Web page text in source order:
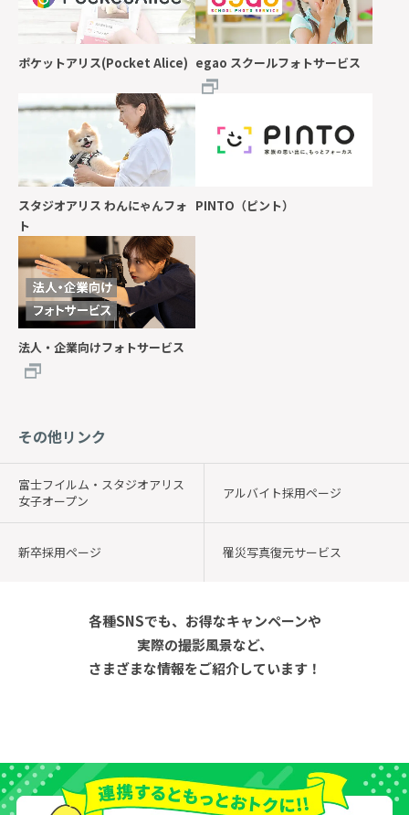
ポケットアリス(Pocket Alice) egao スクールフォトサービス
スタジオアリス わんにゃんフォ
ト
PINTO（ピント）
法人・企業向けフォトサービス
その他リンク
富士フイルム・スタジオアリス
女子オープン
アルバイト採用ページ
新卒採用ページ 罹災写真復元サービス
各種SNSでも、お得なキャンペーンや
実際の撮影風景など、
さまざまな情報をご紹介しています！